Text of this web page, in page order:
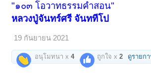
"๑๐๓ โอวาทธรรมคำสอน"
หลวงปู่จันทร์ศรี จันททีโป
19 กันยายน 2021
อนุโมทนา x4 ถูกใจ x2 ดูรายกา